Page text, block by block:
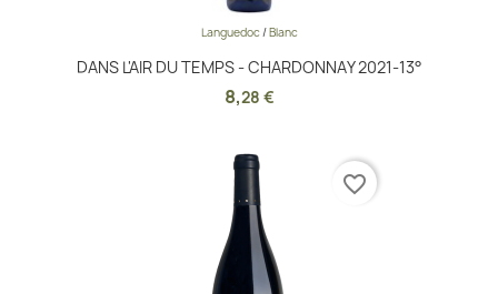
Languedoc/Blanc
DANS L'AIR DU TEMPS - CHARDONNAY 2021-13°
8,28 €
favorite_border